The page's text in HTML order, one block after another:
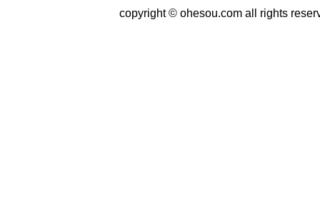
copyright © ohesou.com all rights